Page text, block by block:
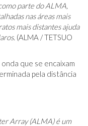
parte do ALMA,
nas áreas mais
mais distantes ajuda
(ALMA / TETSUO
que se encaixam
pela distância
Array (ALMA) é um